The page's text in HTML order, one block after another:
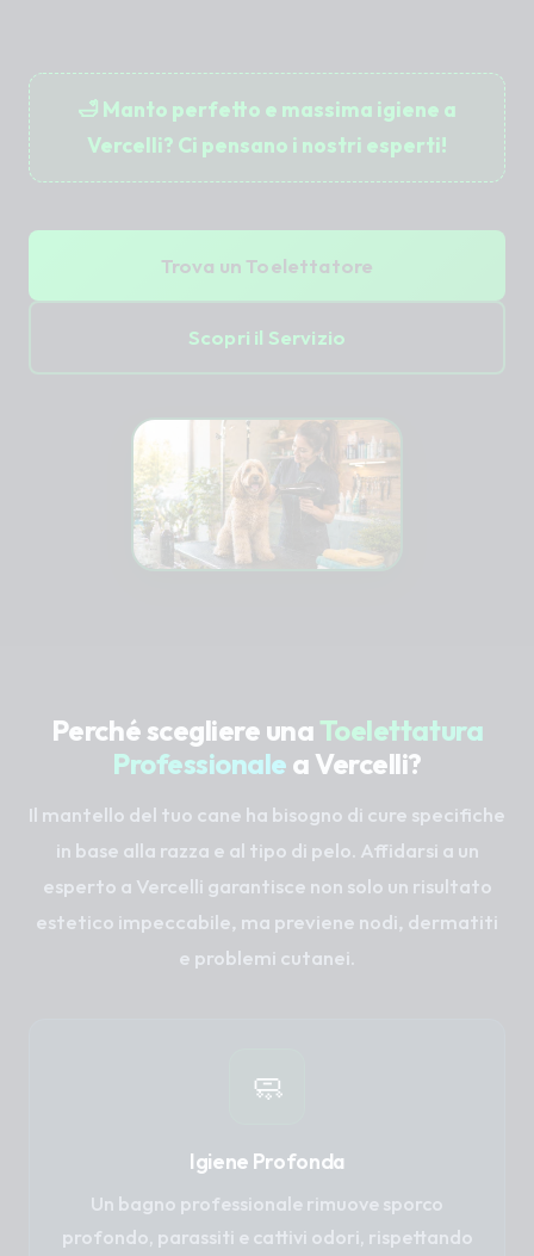
🛁 Manto perfetto e massima igiene a
Vercelli? Ci pensano i nostri esperti!
Trova un Toelettatore
Scopri il Servizio
Perché scegliere una Toelettatura
Professionale a Vercelli?
Il mantello del tuo cane ha bisogno di cure specifiche
in base alla razza e al tipo di pelo. Affidarsi a un
esperto a Vercelli garantisce non solo un risultato
estetico impeccabile, ma previene nodi, dermatiti
e problemi cutanei.
🧼
Igiene Profonda
Un bagno professionale rimuove sporco
profondo, parassiti e cattivi odori, rispettando